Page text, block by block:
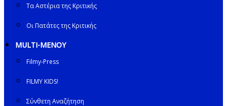
Τα Αστέρια της Κριτικής
Οι Πατάτες της Κριτικής
MULTI-ΜΕΝΟΥ
Filmy-Press
FILMY KIDS!
Σύνθετη Αναζήτηση